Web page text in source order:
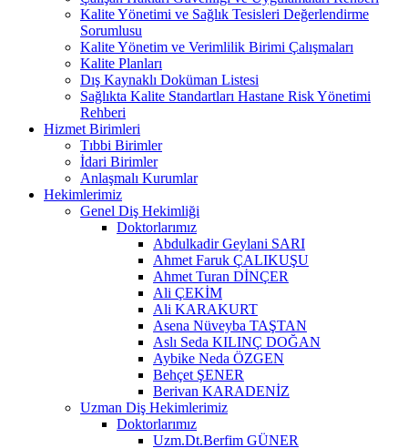
Kalite Yönetimi ve Sağlık Tesisleri Değerlendirme
Sorumlusu
Kalite Yönetim ve Verimlilik Birimi Çalışmaları
Kalite Planları
Dış Kaynaklı Doküman Listesi
Sağlıkta Kalite Standartları Hastane Risk Yönetimi
Rehberi
Hizmet Birimleri
Tıbbi Birimler
İdari Birimler
Anlaşmalı Kurumlar
Hekimlerimiz
Genel Diş Hekimliği
Doktorlarımız
Abdulkadir Geylani SARI
Ahmet Faruk ÇALIKUŞU
Ahmet Turan DİNÇER
Ali ÇEKİM
Ali KARAKURT
Asena Nüveyba TAŞTAN
Aslı Seda KILINÇ DOĞAN
Aybike Neda ÖZGEN
Behçet ŞENER
Berivan KARADENİZ
Uzman Diş Hekimlerimiz
Doktorlarımız
Uzm.Dt.Berfim GÜNER